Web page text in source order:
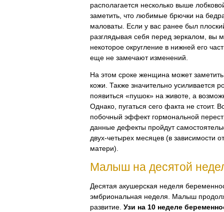
располагается несколько выше
заметить, что любимые брючки на
маловаты. Если у вас ранее был
разглядывая себя перед зеркалом, вы
некоторое округление в нижней его
еще не замечают изменений.
На этом сроке женщина может
кожи. Также значительно усиливается
появиться «пушок» на животе, а
Однако, пугаться сего факта не стоит.
побочный эффект гормональной
данные дефекты пройдут
двух-четырех месяцев (в зависимости
матери).
Малыш на десятой
Десятая акушерская неделя
эмбриональная неделя. Малыш
развитие. Узи на 10 неделе